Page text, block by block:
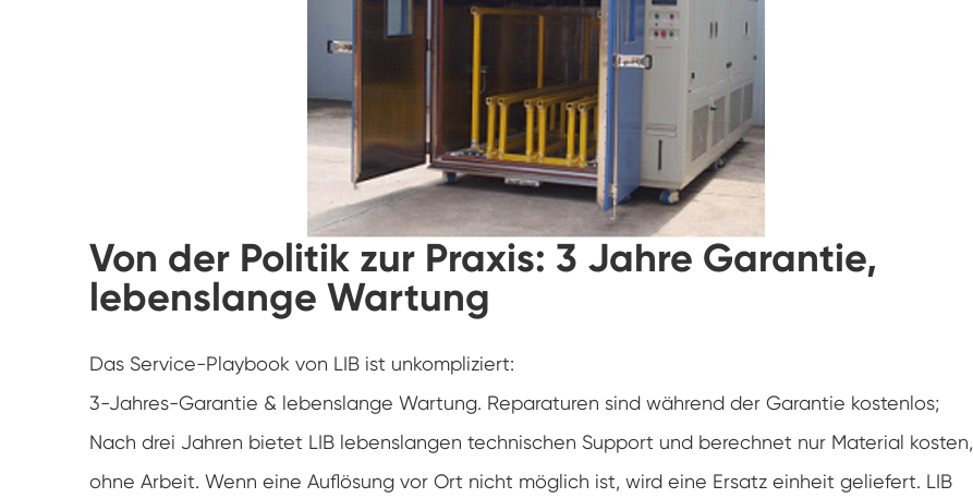
Konditionierung kammer
Spaziergang in der Luft feuchtigkeit Kammer
Wärme kalte Feuchtigkeit kammer
Temperatur kammer
Reichweite-In der Umwelt kammer
Ausrüstung für beschleunigte
Stabilitäts kammer
Von der Politik zur Praxis: 3 Jahre Garantie,
lebenslange Wartung
Das Service-Playbook von LIB ist unkompliziert:
3-Jahres-Garantie & lebenslange Wartung. Reparaturen sind während der Garantie kostenlos;
Nach drei Jahren bietet LIB lebenslangen technischen Support und berechnet nur Material kosten,
ohne Arbeit. Wenn eine Auflösung vor Ort nicht möglich ist, wird eine Ersatz einheit geliefert. LIB